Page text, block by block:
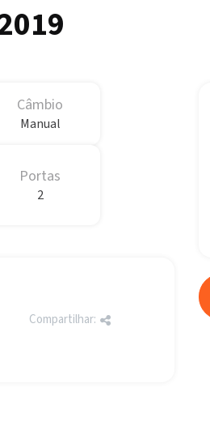
Câmbio
Manual
Portas
2
Compartilhar: